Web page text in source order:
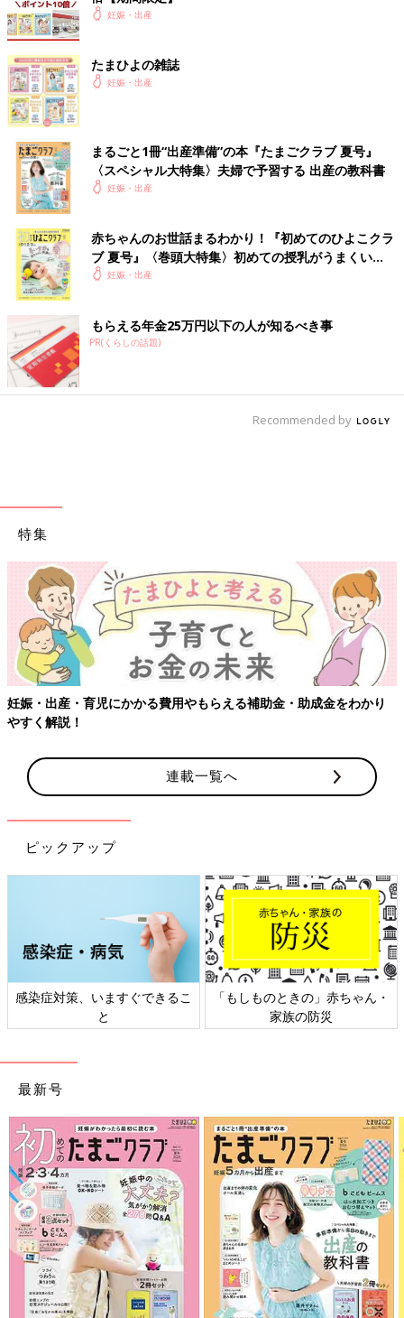
妊娠・出産
たまひよの雑誌
妊娠・出産
まるごと1冊“出産準備”の本『たまごクラブ 夏号』
〈スペシャル大特集〉夫婦で予習する 出産の教科書
妊娠・出産
赤ちゃんのお世話まるわかり！『初めてのひよこクラ
ブ 夏号』〈巻頭大特集〉初めての授乳がうまくい
く！ おっぱい・ミルクの基本と夏のトラブル 解決テ
妊娠・出産
もらえる年金25万円以下の人が知るべき事
PR(くらしの話題)
Recommended by
特集
やもらえる補助金・助成金をわかり 【ワクチン接種できるもの
連載一覧へ
ピックアップ
きるこ
「もしものときの」赤ちゃん・
日本外来小児科学会リ
ト検討会
最新号